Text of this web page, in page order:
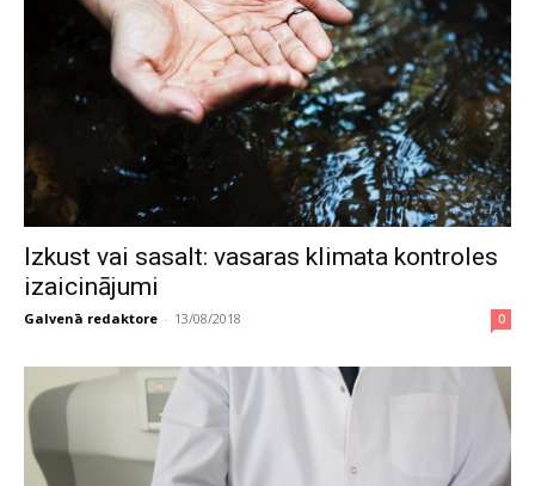
Izkust vai sasalt: vasaras klimata kontroles
izaicinājumi
Galvenā redaktore - 13/08/2018 0